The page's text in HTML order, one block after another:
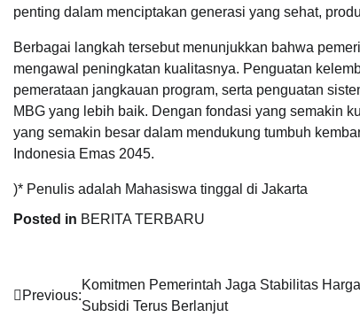
penting dalam menciptakan generasi yang sehat,
Berbagai langkah tersebut menunjukkan bahwa
mengawal peningkatan kualitasnya. Penguatan
pemerataan jangkauan program, serta penguatan
MBG yang lebih baik. Dengan fondasi yang semakin
yang semakin besar dalam mendukung tumbuh
Indonesia Emas 2045.
)* Penulis adalah Mahasiswa tinggal di Jakarta
Posted in BERITA TERBARU
Navigasi
Previous:
Komitmen Pemerintah Jaga Stabilitas
Subsidi Terus Berlanjut